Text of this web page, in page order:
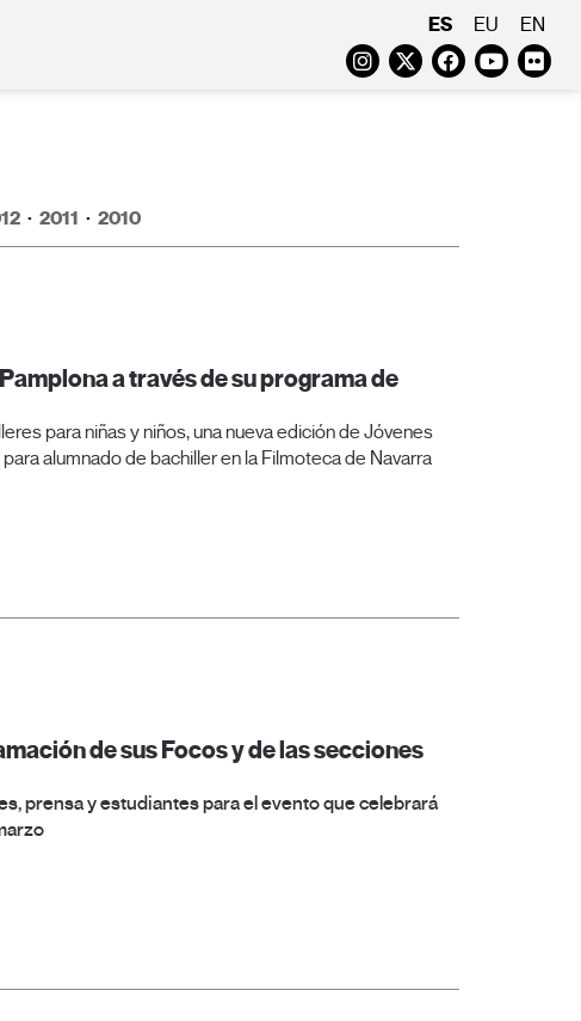
ES EU EN
Instagram
Twitter
· 2011 · 2010
a través de su programa de
para niñas y niños, una nueva edición de Jóvenes
alumnado de bachiller en la Filmoteca de Navarra
de sus Focos y de las secciones
prensa y estudiantes para el evento que celebrará